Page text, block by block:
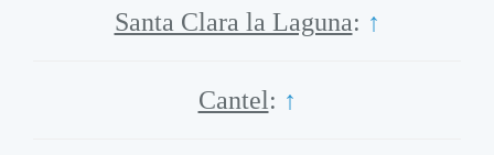
Santa Clara la Laguna: ↑
Cantel: ↑